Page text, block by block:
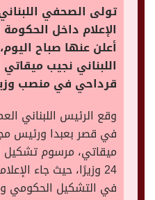
تولى الصحفي
الإعلام داخل الحكومة
أعلن عنها صباح
اللبناني نجيب
قرداحي في منصب
وقع الرئيس اللبناني
في قصر بعبدا ورئيس
ميقاتي، مرسوم تشكيل
24 وزيرًا، حيث جاء
في التشكيل الحكومي